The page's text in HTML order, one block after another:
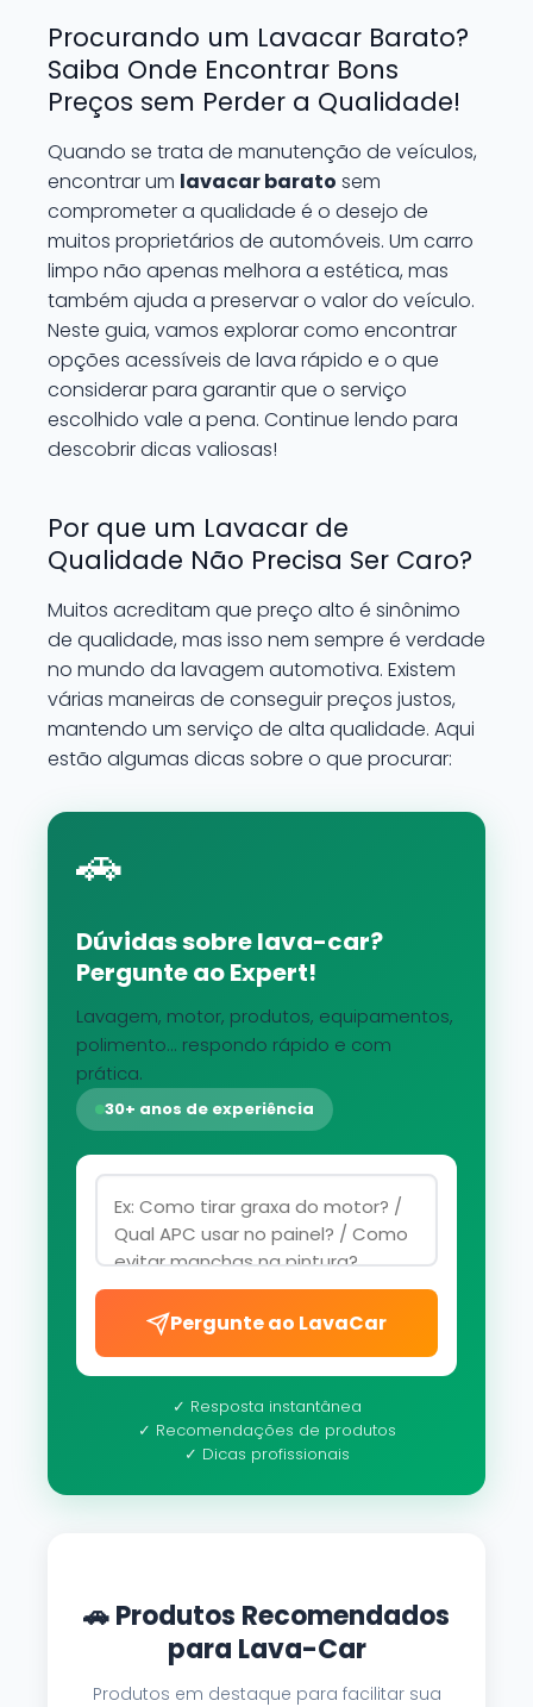
Procurando um Lavacar Barato?
Saiba Onde Encontrar Bons
Preços sem Perder a Qualidade!
Quando se trata de manutenção de veículos,
encontrar um lavacar barato sem
comprometer a qualidade é o desejo de
muitos proprietários de automóveis. Um carro
limpo não apenas melhora a estética, mas
também ajuda a preservar o valor do veículo.
Neste guia, vamos explorar como encontrar
opções acessíveis de lava rápido e o que
considerar para garantir que o serviço
escolhido vale a pena. Continue lendo para
descobrir dicas valiosas!
Por que um Lavacar de
Qualidade Não Precisa Ser Caro?
Muitos acreditam que preço alto é sinônimo
de qualidade, mas isso nem sempre é verdade
no mundo da lavagem automotiva. Existem
várias maneiras de conseguir preços justos,
mantendo um serviço de alta qualidade. Aqui
estão algumas dicas sobre o que procurar:
🚗
Dúvidas sobre lava-car?
Pergunte ao Expert!
Lavagem, motor, produtos, equipamentos,
polimento... respondo rápido e com
prática.
30+ anos de experiência
Pergunte ao LavaCar
✓ Resposta instantânea
✓ Recomendações de produtos
✓ Dicas profissionais
🚗 Produtos Recomendados
para Lava-Car
Produtos em destaque para facilitar sua